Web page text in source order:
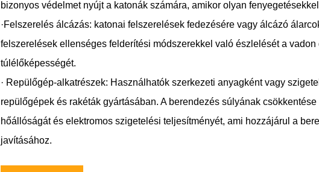
bizonyos védelmet nyújt a katonák számára, amikor olyan
·Felszerelés álcázás: katonai felszerelések fedezésére vagy álcázó
felszerelések ellenséges felderítési módszerekkel való észlelését a
túlélőképességét.
· Repülőgép-alkatrészek: Használhatók szerkezeti anyagként vagy
repülőgépek és rakéták gyártásában. A berendezés súlyának
hőállóságát és elektromos szigetelési teljesítményét, ami hozzájárul a
javításához.